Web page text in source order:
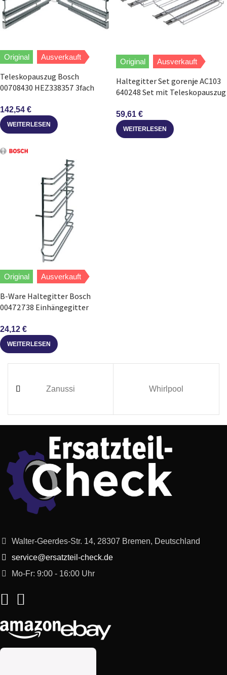
Original Ausverkauft
Teleskopauszug Bosch
00708430 HEZ338357 3fach
142,54 €
WEITERLESEN
Original Ausverkauft
Haltegitter Set gorenje AC103
640248 Set mit Teleskopauszug
59,61 €
WEITERLESEN
Original Ausverkauft
B-Ware Haltegitter Bosch
00472738 Einhängegitter
24,12 €
WEITERLESEN
Zanussi Whirlpool
Walter-Geerdes-Str. 14, 28307 Bremen, Deutschland
service@ersatzteil-check.de
Mo-Fr: 9:00 - 16:00 Uhr